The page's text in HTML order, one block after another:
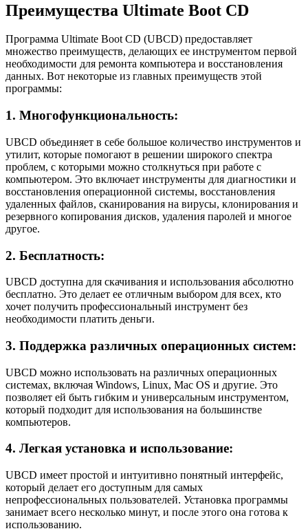
Преимущества Ultimate Boot CD
Программа Ultimate Boot CD (UBCD) предоставляет
множество преимуществ, делающих ее инструментом первой
необходимости для ремонта компьютера и восстановления
данных. Вот некоторые из главных преимуществ этой
программы:
1. Многофункциональность:
UBCD объединяет в себе большое количество инструментов и
утилит, которые помогают в решении широкого спектра
проблем, с которыми можно столкнуться при работе с
компьютером. Это включает инструменты для диагностики и
восстановления операционной системы, восстановления
удаленных файлов, сканирования на вирусы, клонирования и
резервного копирования дисков, удаления паролей и многое
другое.
2. Бесплатность:
UBCD доступна для скачивания и использования абсолютно
бесплатно. Это делает ее отличным выбором для всех, кто
хочет получить профессиональный инструмент без
необходимости платить деньги.
3. Поддержка различных операционных систем:
UBCD можно использовать на различных операционных
системах, включая Windows, Linux, Mac OS и другие. Это
позволяет ей быть гибким и универсальным инструментом,
который подходит для использования на большинстве
компьютеров.
4. Легкая установка и использование:
UBCD имеет простой и интуитивно понятный интерфейс,
который делает его доступным для самых
непрофессиональных пользователей. Установка программы
занимает всего несколько минут, и после этого она готова к
использованию.